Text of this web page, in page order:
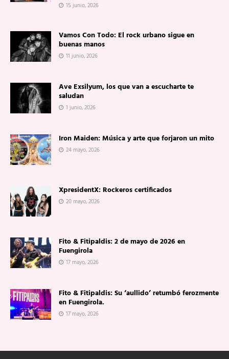
15 junio, 2026
Vamos Con Todo: El rock urbano sigue en
buenas manos
11 junio, 2026
Ave Exsilyum, los que van a escucharte te
saludan
1 junio, 2026
Iron Maiden: Música y arte que forjaron un mito
24 mayo, 2026
XpresidentX: Rockeros certificados
20 mayo, 2026
Fito & Fitipaldis: 2 de mayo de 2026 en
Fuengirola
17 mayo, 2026
Fito & Fitipaldis: Su ‘aullido’ retumbó ferozmente
en Fuengirola.
17 mayo, 2026